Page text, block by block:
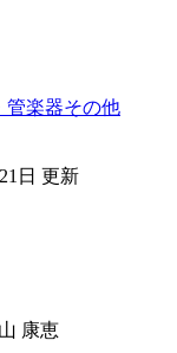
管楽器その他
日 更新
康恵